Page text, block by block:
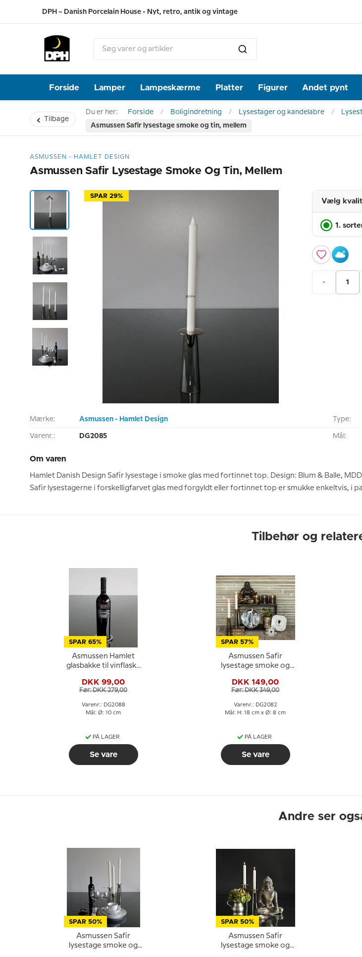
DPH – Danish Porcelain House - Nyt, retro, antik og vintage
Forside Lamper Lampeskærme Platter Figurer Andet pynt
Tilbage
Du er her: Forside Boligindretning Lysestager og kandelabre
Asmussen Safir lysestage smoke og tin, mellem
ASMUSSEN - HAMLET DESIGN
Asmussen Safir Lysestage Smoke Og Tin, Mellem
SPAR 29%
Vælg
1.
-
Mærke: Asmussen - Hamlet Design
Varenr.: DG2085
Type:
Mål:
Om varen
Hamlet Danish Design Safir lysestage i smoke glas med fortinnet top. Design: Blum & Balle, MDD
Safir lysestagerne i forskelligfarvet glas med forgyldt eller fortinnet top er smukke enkeltvis, i
Tilbehør og
SPAR 65%
Asmussen Hamlet
glasbakke til vinflaske
DKK 99,00
Før: DKK 279,00
Varenr.: DG2088
Mål: Ø: 10 cm
PÅ LAGER
Se vare
SPAR 57%
Asmussen Safir
lysestage smoke og
DKK 149,00
Før: DKK 349,00
Varenr.: DG2082
Mål: H: 18 cm x Ø: 8 cm
PÅ LAGER
Se vare
Andre ser
SPAR 50%
Asmussen Safir
lysestage smoke og
SPAR 50%
Asmussen Safir
lysestage smoke og